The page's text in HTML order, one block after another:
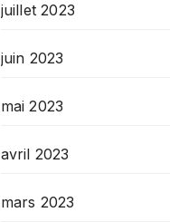
juillet 2023
juin 2023
mai 2023
avril 2023
mars 2023